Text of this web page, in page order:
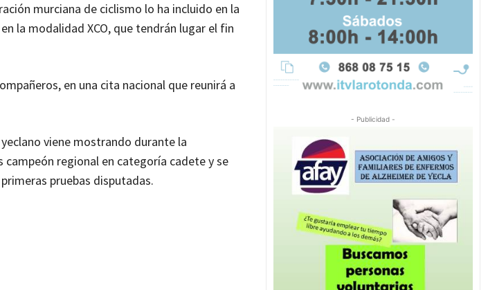
murciana de ciclismo lo ha incluido en la
la modalidad XCO, que tendrán lugar el fin
en una cita nacional que reunirá a
viene mostrando durante la
regional en categoría cadete y se
pruebas disputadas.
- Publicidad -